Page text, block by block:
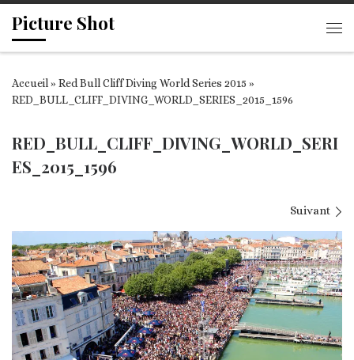
Passer au contenu
Picture Shot
Accueil» Red Bull Cliff Diving World Series 2015 »
RED_BULL_CLIFF_DIVING_WORLD_SERIES_2015_1596
RED_BULL_CLIFF_DIVING_WORLD_SERI
ES_2015_1596
Suivant